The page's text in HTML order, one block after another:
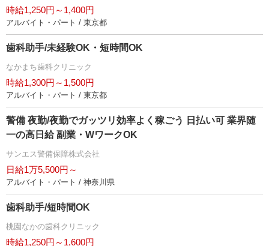
時給1,250円～1,400円
アルバイト・パート / 東京都
歯科助手/未経験OK・短時間OK
なかまち歯科クリニック
時給1,300円～1,500円
アルバイト・パート / 東京都
警備 夜勤/夜勤でガッツリ効率よく稼ごう 日払い可 業界随
一の高日給 副業・WワークOK
サンエス警備保障株式会社
日給1万5,500円～
アルバイト・パート / 神奈川県
歯科助手/短時間OK
桃園なかの歯科クリニック
時給1,250円～1,600円